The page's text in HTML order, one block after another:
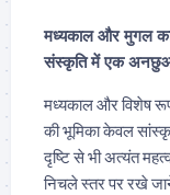
मध्यकाल और मुगल
संस्कृति में एक
मध्यकाल और विशेष
की भूमिका केवल
दृष्टि से भी अत्यंत
निचले स्तर पर रखे